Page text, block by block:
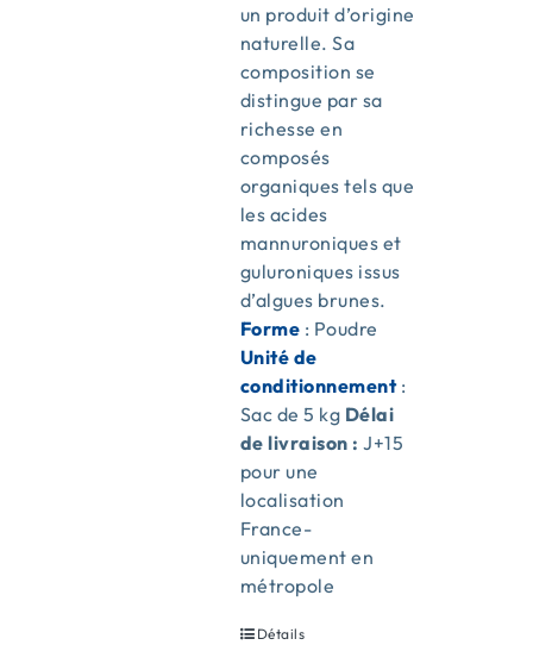
un produit d’origine
naturelle. Sa
composition se
distingue par sa
richesse en
composés
organiques tels que
les acides
mannuroniques et
guluroniques issus
d’algues brunes.
Forme : Poudre
Unité de
conditionnement:
Sac de 5 kg Délai
de livraison : J+15
pour une
localisation
France-
uniquement en
métropole
Détails